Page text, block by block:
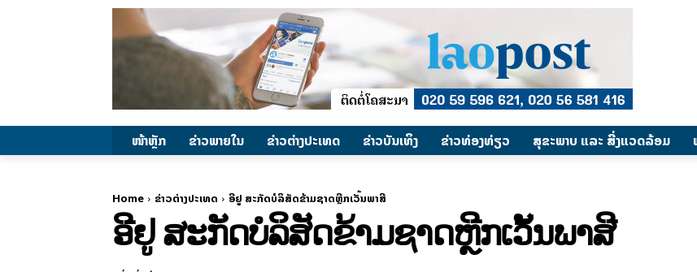
ໜ້າຫຼັກ ຂ່າວພາຍ​ໃນ ຂ່າວຕ່າງປະເທດ ​ຂ່າວບັນເທິງ ​ຂ່າວທ່ອງທ່ຽວ ສຸຂະພາບ ແລະ ສີ່ງແວດລ້ອມ
Home ຂ່າວຕ່າງປະເທດ ອີ​ຢູ ສະກັດ​​ບໍລິສັດ​ຂ້າມ​ຊາດຫຼີກເວັ້ນພາສີ​
ອີ​ຢູ ສະກັດ​​ບໍລິສັດ​ຂ້າມ​ຊາດຫຼີກເວັ້ນພາສີ​